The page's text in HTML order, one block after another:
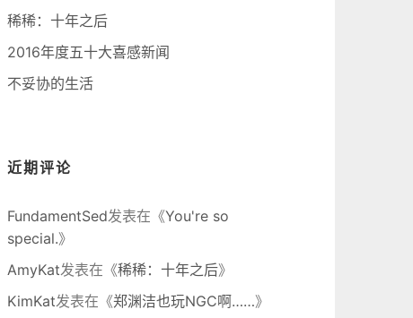
稀稀：十年之后
2016年度五十大喜感新闻
不妥协的生活
近期评论
FundamentSed发表在《You're so
special.》
AmyKat发表在《稀稀：十年之后》
KimKat发表在《郑渊洁也玩NGC啊……》